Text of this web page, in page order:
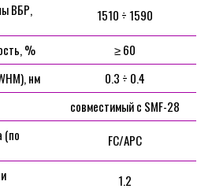
ВБР,
1510 ÷ 1590
%
≥ 60
нм
0.3 ÷ 0.4
совместимый с SMF-28
(по
FC/APC
1.2